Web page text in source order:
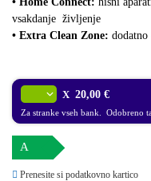
vsakdanje življenje
• Extra Clean Zone:
X 20,00 €
Za stranke vseh bank. Odobreno
A
Prenesite si podatkovno kartico